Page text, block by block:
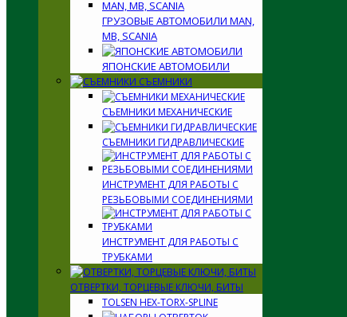
ГРУЗОВЫЕ АВТОМОБИЛИ MAN,
MB, SCANIA
ЯПОНСКИЕ АВТОМОБИЛИ
СЪЕМНИКИ
СЪЕМНИКИ МЕХАНИЧЕСКИЕ
СЪЕМНИКИ ГИДРАВЛИЧЕСКИЕ
ИНСТРУМЕНТ ДЛЯ РАБОТЫ С
РЕЗЬБОВЫМИ СОЕДИНЕНИЯМИ
ИНСТРУМЕНТ ДЛЯ РАБОТЫ С
ТРУБКАМИ
ОТВЕРТКИ, ТОРЦЕВЫЕ КЛЮЧИ, БИТЫ
TOLSEN HEX-TORX-SPLINE